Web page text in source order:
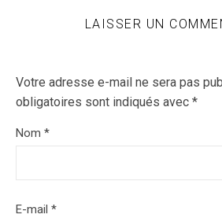
LAISSER UN
Votre adresse e-mail ne sera pas
obligatoires sont indiqués avec *
Nom *
E-mail *